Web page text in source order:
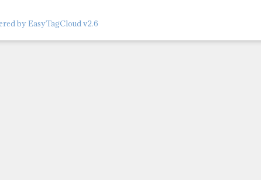
by EasyTagCloud v2.6